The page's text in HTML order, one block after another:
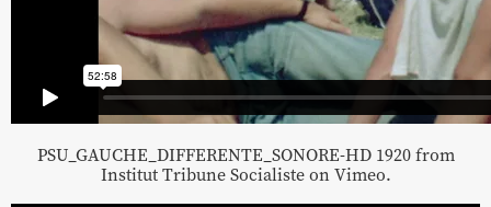
PSU_GAUCHE_DIFFERENTE_SONORE-HD 1920from
Institut Tribune SocialisteonVimeo.